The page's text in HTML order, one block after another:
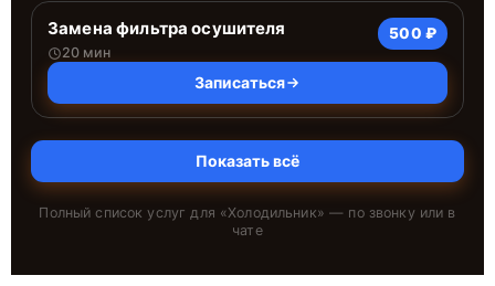
Замена фильтра осушителя
20 мин
500 ₽
Записаться
Показать всё
Полный список услуг для «Холодильник» — по звонку или в
чате